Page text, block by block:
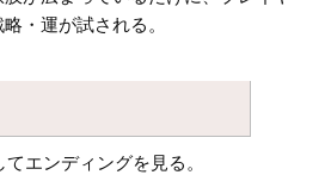
・運が試される。
てエンディングを見る。